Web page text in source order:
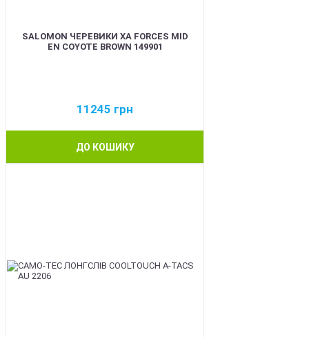
SALOMON ЧЕРЕВИКИ XA FORCES MID
EN COYOTE BROWN 149901
11245 грн
ДО КОШИКУ